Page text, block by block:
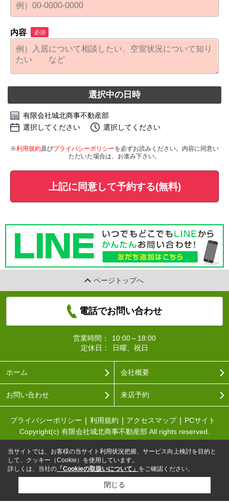
内容 必須
選択中の日時
有限会社城北商事不動産部
選択してください
選択してください
※利用規約及びプライバシーポリシーを必ずお読みください。内容に同意い
ただいた場合は、お進み下さい。
上記に同意して予約する(無料)
ページトップへ
電話でお問い合わせ
営業時間：
10:00～18:00
定休日：
日曜、祝日
ホーム 会社概要
お問い合わせ 来店予約
プライバシーポリシー 利用規約 アクセスマップ
PCサイト
Copyright(c) 有限会社城北商事不動産部 All rights reserved.
当サイトでは、お客様の当サイト利用状況把握、サービス向上検討を目的と
して、クッキー（Cookie）を使用しています。
詳しくは、当社の 「Cookieの取扱いについて」 をご確認ください。
閉じる